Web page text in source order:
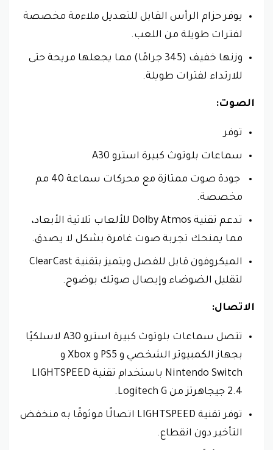
يوفر حزام الرأس القابل للتعديل ملاءمة مخصصة
لفترات طويلة من اللعب.
وزنها خفيف (345 جرامًا) مما يجعلها مريحة حتى
للارتداء لفترات طويلة.
الصوت:
توفر
سماعات بلوتوث كبيرة استرو A30
جودة صوت ممتازة مع محركات سماعة 40 مم
مخصصة.
تدعم تقنية Dolby Atmos للألعاب ثلاثية الأبعاد،
مما يمنحك تجربة صوت غامرة بشكل لا يصدق.
الميكروفون قابل للفصل ويتميز بتقنية ClearCast
لتقليل الضوضاء وإيصال صوتك بوضوح.
الاتصال:
تتصل سماعات بلوتوث كبيرة استرو A30 لاسلكيًا
بجهاز الكمبيوتر الشخصي و PS5 و Xbox و
Nintendo Switch باستخدام تقنية LIGHTSPEED
2.4 جيجاهرتز من Logitech G.
توفر تقنية LIGHTSPEED اتصالًا موثوقًا به منخفض
التأخير دون انقطاع.